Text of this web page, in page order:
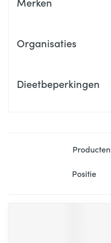
Organisaties
Dieetbeperkingen
Producten
Sorteer op: